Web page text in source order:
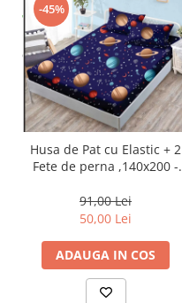
-45%
Husa de Pat cu Elastic + 2
Fete de perna ,140x200 -
91,00 Lei
50,00 Lei
ADAUGA IN COS